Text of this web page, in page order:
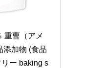
重曹（アメ
添加物 (食品
ー baking s